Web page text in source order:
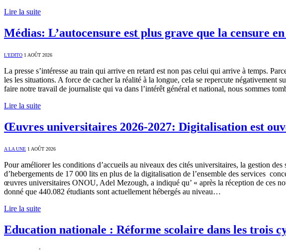
Lire la suite
Médias: L’autocensure est plus grave que la censure
L'EDITO 1 AOÛT 2026
La presse s’intéresse au train qui arrive en retard est non pas celui qui arrive à temps.
les les situations. A force de cacher la réalité à la longue, cela se repercute
faire notre travail de journaliste qui va dans l’intérêt général et national, nous sommes
Lire la suite
Œuvres universitaires 2026-2027: Digitalisation est
A LA UNE 1 AOÛT 2026
Pour améliorer les conditions d’accueils au niveaux des cités universitaires, la gestion
d’hebergements de 17 000 lits en plus de la digitalisation de l’ensemble des services
œuvres universitaires ONOU, Adel Mezough, a indiqué qu’ « après la réception de ces
donné que 440.082 étudiants sont actuellement hébergés au niveau…
Lire la suite
Education nationale : Réforme scolaire dans les trois